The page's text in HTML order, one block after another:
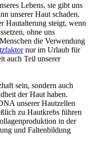
Lebens, sie gibt uns
unserer Haut schaden.
Hautalterung steigt, wenn
ohne uns
die Verwendung
nur im Urlaub für
auch Teil unserer
sein, sondern auch
der Haut haben.
unserer Hautzellen
zu Hautkrebs führen
in der
und Faltenbildung